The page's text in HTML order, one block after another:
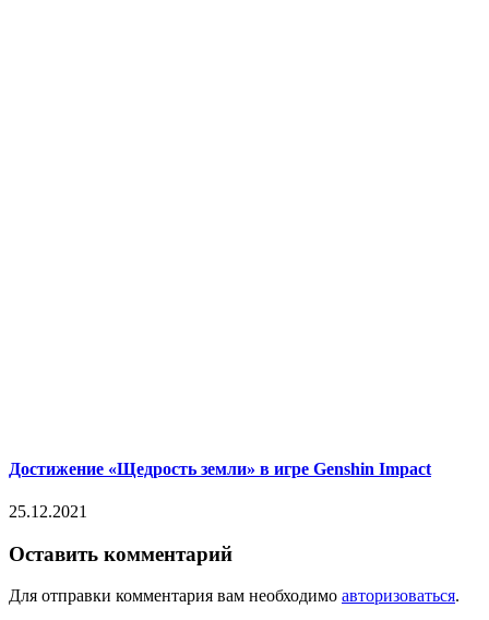
Достижение «Щедрость земли» в игре Genshin Impact
25.12.2021
Оставить комментарий
Для отправки комментария вам необходимо авторизоваться.